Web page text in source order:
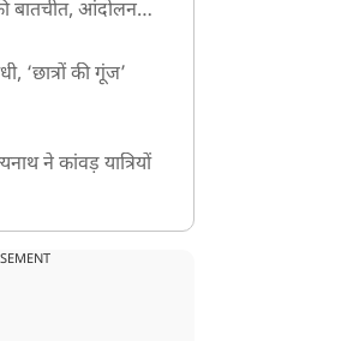
बातचीत, आंदोलन
‘छात्रों की गूंज’
ने कांवड़ यात्रियों
लाख से ज्यादा लोग